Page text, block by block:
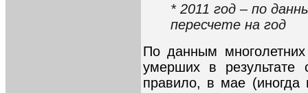
* 2011 год – по
пересчете на год
По данным
умерших в результате
правило, в мае